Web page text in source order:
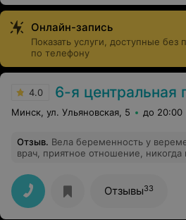
Онлайн-запись
Показать услуги, доступные без
по телефону
4.0 6-я центральная
Минск, ул. Ульяновская, 5 до 20:00
Отзыв. Вела беременность у
врач, приятное отношение, никогда
случае чего, впадать в панику.
благодарность такому специалисту
Спасибо!
Отзывы33